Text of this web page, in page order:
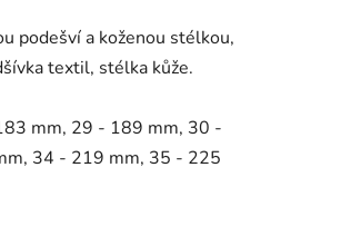
podešví a koženou stélkou,
textil, stélka kůže.
mm, 29 - 189 mm, 30 -
34 - 219 mm, 35 - 225